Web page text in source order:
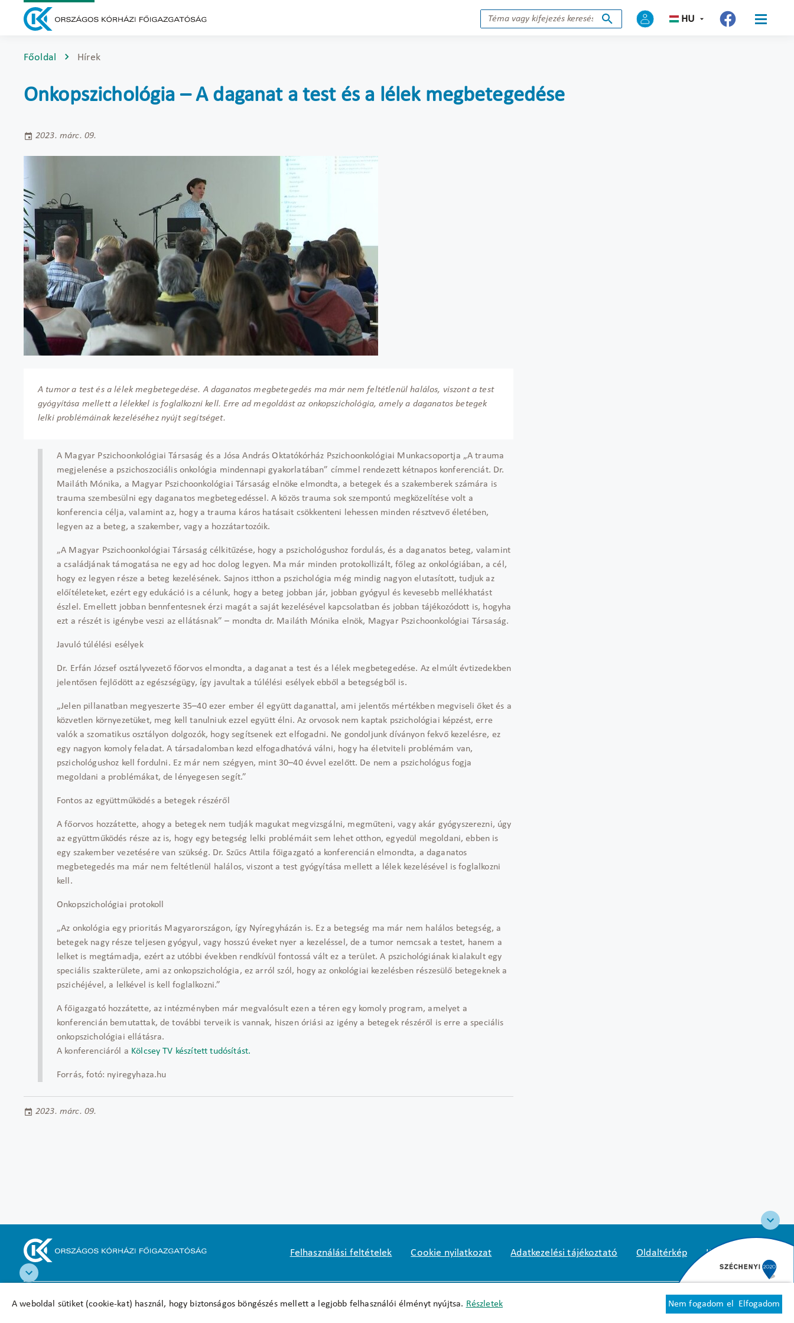
A weboldal sütiket (cookie-kat) használ, hogy biztonságos böngészés mellett a legjobb felhasználói élményt nyújtsa. Részletek Nem fogadom el Elfogadom
HU
Főoldal Hírek
Onkopszichológia – A daganat a test és a lélek megbetegedése
2023. márc. 09.
A tumor a test és a lélek megbetegedése. A daganatos megbetegedés ma már nem feltétlenül halálos, viszont a test
gyógyítása mellett a lélekkel is foglalkozni kell. Erre ad megoldást az onkopszichológia, amely a daganatos betegek
lelki problémáinak kezeléséhez nyújt segítséget.
A Magyar Pszichoonkológiai Társaság és a Jósa András Oktatókórház Pszichoonkológiai Munkacsoportja „A trauma
megjelenése a pszichoszociális onkológia mindennapi gyakorlatában” címmel rendezett kétnapos konferenciát. Dr.
Mailáth Mónika, a Magyar Pszichoonkológiai Társaság elnöke elmondta, a betegek és a szakemberek számára is
trauma szembesülni egy daganatos megbetegedéssel. A közös trauma sok szempontú megközelítése volt a
konferencia célja, valamint az, hogy a trauma káros hatásait csökkenteni lehessen minden résztvevő életében,
legyen az a beteg, a szakember, vagy a hozzátartozóik.
„A Magyar Pszichoonkológiai Társaság célkitűzése, hogy a pszichológushoz fordulás, és a daganatos beteg, valamint
a családjának támogatása ne egy ad hoc dolog legyen. Ma már minden protokollizált, főleg az onkológiában, a cél,
hogy ez legyen része a beteg kezelésének. Sajnos itthon a pszichológia még mindig nagyon elutasított, tudjuk az
előítéleteket, ezért egy edukáció is a célunk, hogy a beteg jobban jár, jobban gyógyul és kevesebb mellékhatást
észlel. Emellett jobban bennfentesnek érzi magát a saját kezelésével kapcsolatban és jobban tájékozódott is, hogyha
ezt a részét is igénybe veszi az ellátásnak” – mondta dr. Mailáth Mónika elnök, Magyar Pszichoonkológiai Társaság.
Javuló túlélési esélyek
Dr. Erfán József osztályvezető főorvos elmondta, a daganat a test és a lélek megbetegedése. Az elmúlt évtizedekben
jelentősen fejlődött az egészségügy, így javultak a túlélési esélyek ebből a betegségből is.
„Jelen pillanatban megyeszerte 35–40 ezer ember él együtt daganattal, ami jelentős mértékben megviseli őket és a
közvetlen környezetüket, meg kell tanulniuk ezzel együtt élni. Az orvosok nem kaptak pszichológiai képzést, erre
valók a szomatikus osztályon dolgozók, hogy segítsenek ezt elfogadni. Ne gondoljunk díványon fekvő kezelésre, ez
egy nagyon komoly feladat. A társadalomban kezd elfogadhatóvá válni, hogy ha életviteli problémám van,
pszichológushoz kell fordulni. Ez már nem szégyen, mint 30–40 évvel ezelőtt. De nem a pszichológus fogja
megoldani a problémákat, de lényegesen segít.”
Fontos az együttműködés a betegek részéről
A főorvos hozzátette, ahogy a betegek nem tudják magukat megvizsgálni, megműteni, vagy akár gyógyszerezni, úgy
az együttműködés része az is, hogy egy betegség lelki problémáit sem lehet otthon, egyedül megoldani, ebben is
egy szakember vezetésére van szükség. Dr. Szűcs Attila főigazgató a konferencián elmondta, a daganatos
megbetegedés ma már nem feltétlenül halálos, viszont a test gyógyítása mellett a lélek kezelésével is foglalkozni
kell.
Onkopszichológiai protokoll
„Az onkológia egy prioritás Magyarországon, így Nyíregyházán is. Ez a betegség ma már nem halálos betegség, a
betegek nagy része teljesen gyógyul, vagy hosszú éveket nyer a kezeléssel, de a tumor nemcsak a testet, hanem a
lelket is megtámadja, ezért az utóbbi években rendkívül fontossá vált ez a terület. A pszichológiának kialakult egy
speciális szakterülete, ami az onkopszichológia, ez arról szól, hogy az onkológiai kezelésben részesülő betegeknek a
pszichéjével, a lelkével is kell foglalkozni.”
A főigazgató hozzátette, az intézményben már megvalósult ezen a téren egy komoly program, amelyet a
konferencián bemutattak, de további terveik is vannak, hiszen óriási az igény a betegek részéről is erre a speciális
onkopszichológiai ellátásra.
A konferenciáról a Kölcsey TV készített tudósítást.
Forrás, fotó: nyiregyhaza.hu
2023. márc. 09.
Felhasználási feltételek Cookie nyilatkozat Adatkezelési tájékoztató Oldaltérkép Közadatkereső
Akadálymentesítési nyilatkozat Impresszum okfo@okfo.gov.hu +361 356 1522 1125 Budapest, Diós árok 3.